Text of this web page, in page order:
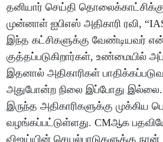
தனியார் செய்தி தொலைக்காட்சிக்கு
முன்னாள் ஐபிஎஸ் அதிகாரி ரவி,
இந்த கட்சிகளுக்கு வேண்டியவர்
குத்தப்படுகிறார்கள், உண்மையில்
இதனால் அதிகாரிகள்
அதுபோன்ற நிலை இப்போது இல்லை.
இருந்த அதிகாரிகளுக்கு முக்கிய
வழங்கப்பட்டுள்ளது. CMஆக
விஜய்யின் செயல்பாடுகளுக்கு நான்